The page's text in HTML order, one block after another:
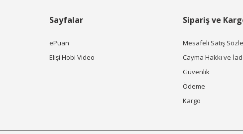
Sayfalar
ePuan
Elişi Hobi Video
Sipariş ve
Mesafeli Satış
Cayma Hakkı ve
Güvenlik
Ödeme
Kargo